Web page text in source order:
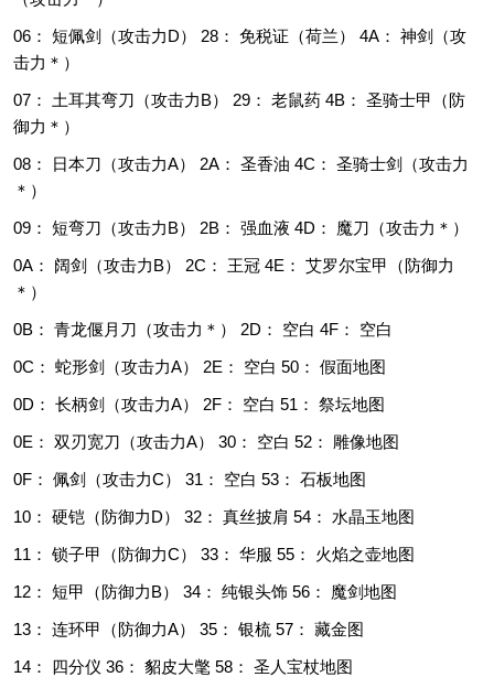
06： 短佩剑（攻击力D） 28： 免税证（荷兰） 4A： 神剑（攻
击力＊）
07： 土耳其弯刀（攻击力B） 29： 老鼠药 4B： 圣骑士甲（防
御力＊）
08： 日本刀（攻击力A） 2A： 圣香油 4C： 圣骑士剑（攻击力
＊）
09： 短弯刀（攻击力B） 2B： 强血液 4D： 魔刀（攻击力＊）
0A： 阔剑（攻击力B） 2C： 王冠 4E： 艾罗尔宝甲（防御力
＊）
0B： 青龙偃月刀（攻击力＊） 2D： 空白 4F： 空白
0C： 蛇形剑（攻击力A） 2E： 空白 50： 假面地图
0D： 长柄剑（攻击力A） 2F： 空白 51： 祭坛地图
0E： 双刃宽刀（攻击力A） 30： 空白 52： 雕像地图
0F： 佩剑（攻击力C） 31： 空白 53： 石板地图
10： 硬铠（防御力D） 32： 真丝披肩 54： 水晶玉地图
11： 锁子甲（防御力C） 33： 华服 55： 火焰之壶地图
12： 短甲（防御力B） 34： 纯银头饰 56： 魔剑地图
13： 连环甲（防御力A） 35： 银梳 57： 藏金图
14： 四分仪 36： 貂皮大氅 58： 圣人宝杖地图